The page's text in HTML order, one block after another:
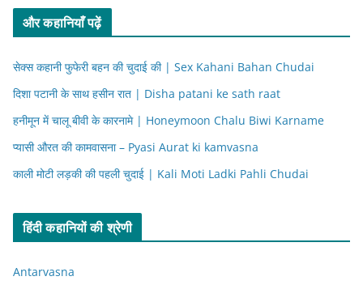
और कहानियाँ पढ़ें
सेक्स कहानी फुफेरी बहन की चुदाई की | Sex Kahani Bahan Chudai
दिशा पटानी के साथ हसीन रात | Disha patani ke sath raat
हनीमून में चालू बीवी के कारनामे | Honeymoon Chalu Biwi Karname
प्यासी औरत की कामवासना – Pyasi Aurat ki kamvasna
काली मोटी लड़की की पहली चुदाई | Kali Moti Ladki Pahli Chudai
हिंदी कहानियों की श्रेणी
Antarvasna